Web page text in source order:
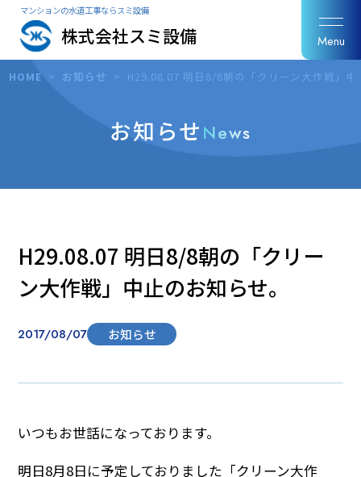
マンションの水道工事ならスミ設備
株式会社スミ設備 Menu
お知らせNews
HOME > お知らせ > H29.08.07 明日8/8朝の「クリーン大作戦」
H29.08.07 明日8/8朝の「クリー
ン大作戦」中止のお知らせ。
2017/08/07 お知らせ
いつもお世話になっております。
明日8月8日に予定しておりました「クリーン大作